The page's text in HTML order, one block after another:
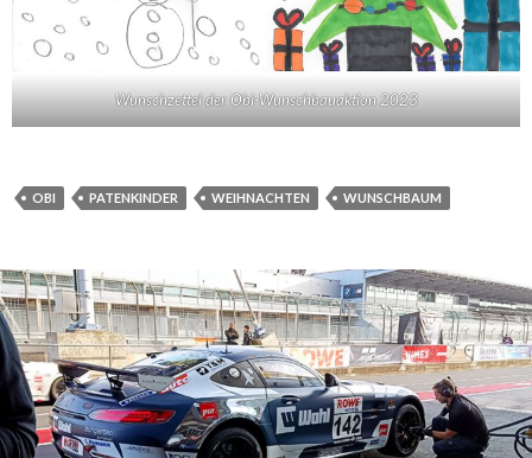
Wunschzettel der Obi-Wunschbauaktion 2023
OBI PATENKINDER WEIHNACHTEN WUNSCHBAUM